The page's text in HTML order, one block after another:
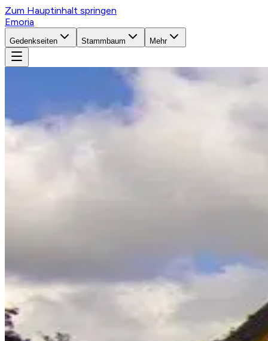
Zum Hauptinhalt springen
Emoria
Gedenkseiten Stammbaum Mehr